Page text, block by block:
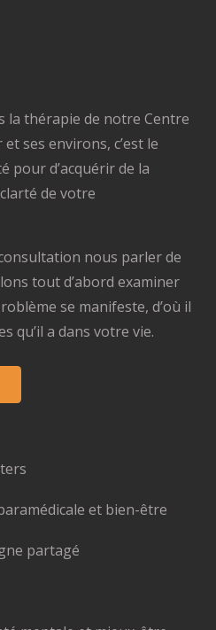
la thérapie de notre Centre
ses environs, c’est le
pour d’acquérir de la
de votre
nous parler de
tout d’abord examiner
se manifeste, d’où il
qu’il a dans votre vie.
et bien-être
partagé